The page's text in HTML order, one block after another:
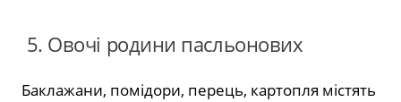
5. Овочі родини пасльонових
Баклажани, помідори, перець, картопля містять